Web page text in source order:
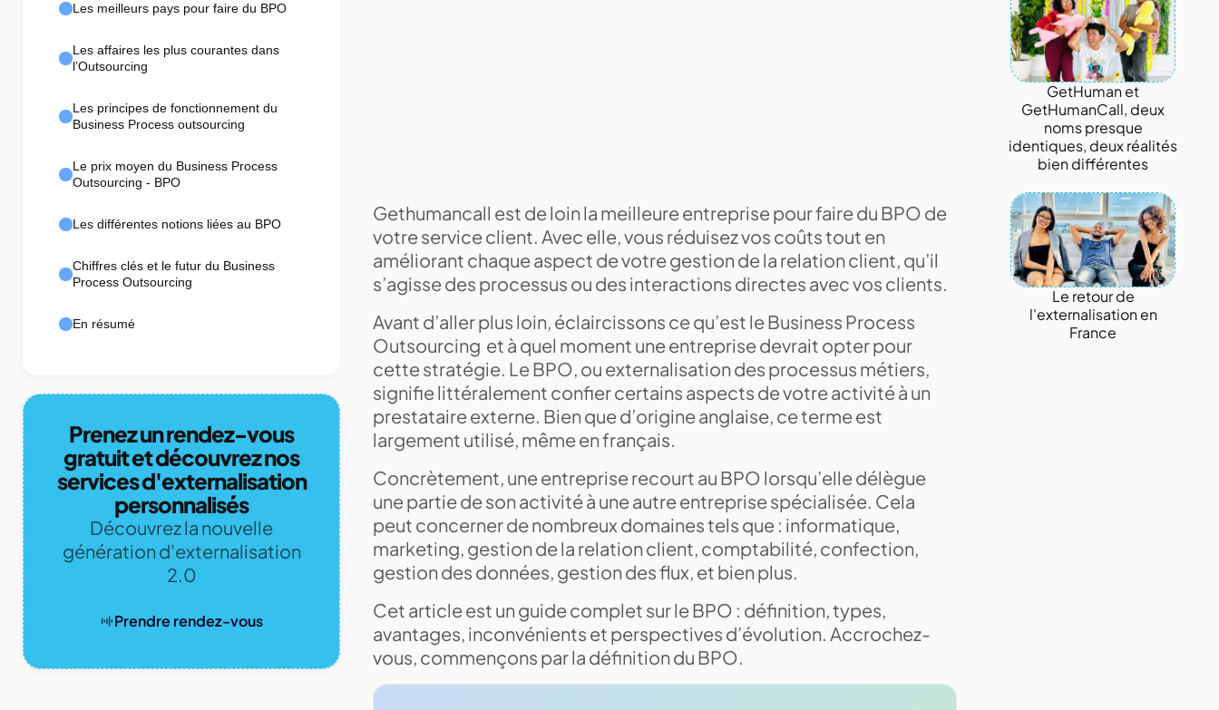
Les meilleurs pays pour faire du BPO
Les affaires les plus courantes dans
l’Outsourcing
Les principes de fonctionnement du
Business Process outsourcing
Le prix moyen du Business Process
Outsourcing - BPO
Les différentes notions liées au BPO
Chiffres clés et le futur du Business
Process Outsourcing
En résumé
Prenez un rendez-vous
gratuit et découvrez nos
services d'externalisation
personnalisés
Découvrez la nouvelle
génération d'externalisation
2.0
Prendre rendez-vous
GetHuman et
GetHumanCall, deux
noms presque
identiques, deux réalités
bien différentes
Le retour de
l'externalisation en
France
Gethumancall est de loin la meilleure entreprise pour faire du BPO de
votre service client. Avec elle, vous réduisez vos coûts tout en
améliorant chaque aspect de votre gestion de la relation client, qu’il
s’agisse des processus ou des interactions directes avec vos clients.
Avant d’aller plus loin, éclaircissons ce qu’est le Business Process
Outsourcing et à quel moment une entreprise devrait opter pour
cette stratégie. Le BPO, ou externalisation des processus métiers,
signifie littéralement confier certains aspects de votre activité à un
prestataire externe. Bien que d’origine anglaise, ce terme est
largement utilisé, même en français.
Concrètement, une entreprise recourt au BPO lorsqu’elle délègue
une partie de son activité à une autre entreprise spécialisée. Cela
peut concerner de nombreux domaines tels que : informatique,
marketing, gestion de la relation client, comptabilité, confection,
gestion des données, gestion des flux, et bien plus.
Cet article est un guide complet sur le BPO : définition, types,
avantages, inconvénients et perspectives d’évolution. Accrochez-
vous, commençons par la définition du BPO.